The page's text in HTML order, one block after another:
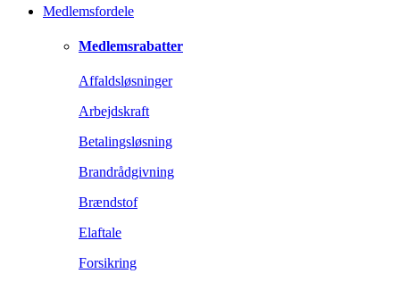
Medlemsfordele
Medlemsrabatter
Affaldsløsninger
Arbejdskraft
Betalingsløsning
Brandrådgivning
Brændstof
Elaftale
Forsikring